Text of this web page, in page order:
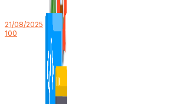
21/08/2025
100